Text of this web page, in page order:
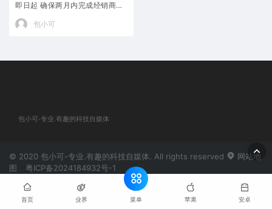
即日起 确保两月内完成经销商返
利兑现
包小可
包小可-专业.有趣的科技自媒体
© 2020 包小可-专业.有趣的科技自媒体. All rights reserved
网站地
图
粤ICP备2024184932号-1
首页 业界 菜单 苹果 安卓